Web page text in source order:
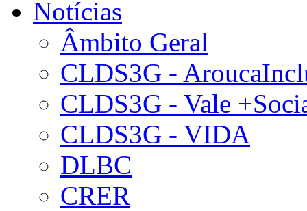
Notícias
Âmbito Geral
CLDS3G -
CLDS3G - Vale
CLDS3G - VIDA
DLBC
CRER